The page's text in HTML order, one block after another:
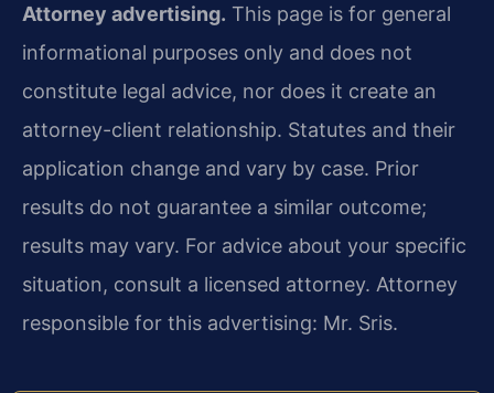
Attorney advertising. This page is for general
informational purposes only and does not
constitute legal advice, nor does it create an
attorney-client relationship. Statutes and their
application change and vary by case. Prior
results do not guarantee a similar outcome;
results may vary. For advice about your specific
situation, consult a licensed attorney. Attorney
responsible for this advertising: Mr. Sris.